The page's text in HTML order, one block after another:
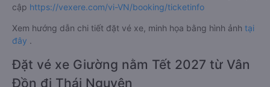
cập https://vexere.com/vi-VN/booking/ticketinfo
Xem hướng dẫn chi tiết đặt vé xe, minh họa bằng hình ảnh tại
đây .
Đặt vé xe Giường nằm Tết 2027 từ Vân
Đồn đi Thái Nguyên